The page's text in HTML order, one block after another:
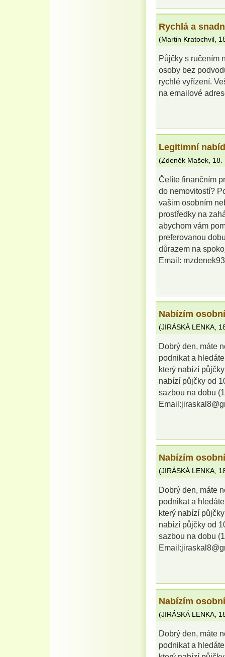
Rychlá a
(Martin Kratochvil,
Půjčky s ručením
osoby bez
rychlé vyřízení.
na emailové
Legitimní
(Zdeněk Mašek 18.
Čelíte finančním
do nemovitostí?
vašim osobním
prostředky na
abychom vám
preferovanou
důrazem na
Email:
Nabízím
(JIRÁSKÁ LENKA
Dobrý den, máte
podnikat a
který nabízí
nabízí půjčky od
sazbou na dobu
Nabízím
(JIRÁSKÁ LENKA
Dobrý den, máte
podnikat a
který nabízí
nabízí půjčky od
sazbou na dobu
Nabízím
(JIRÁSKÁ LENKA
Dobrý den, máte
podnikat a